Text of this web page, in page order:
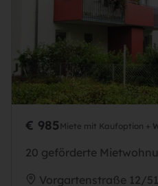
€ 985 Miete mit Kaufoption +
20 geförderte
Vorgartenstraße 12/